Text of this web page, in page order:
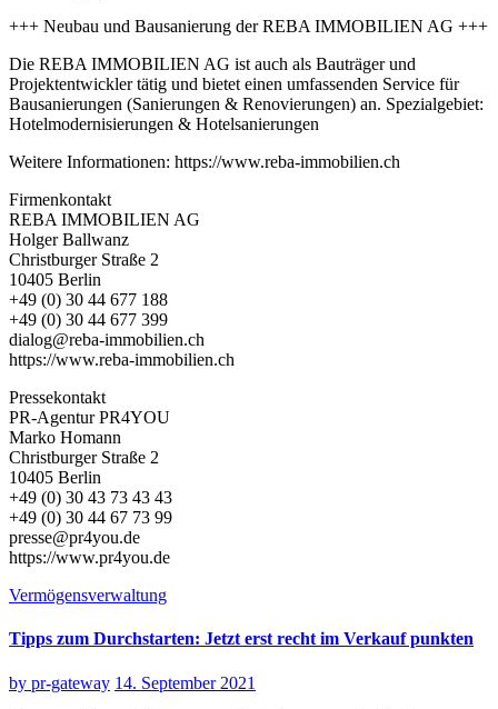
+++ Neubau und Bausanierung der REBA IMMOBILIEN AG +++
Die REBA IMMOBILIEN AG ist auch als Bauträger und
Projektentwickler tätig und bietet einen umfassenden Service für
Bausanierungen (Sanierungen & Renovierungen) an. Spezialgebiet:
Hotelmodernisierungen & Hotelsanierungen
Weitere Informationen: https://www.reba-immobilien.ch
Firmenkontakt
REBA IMMOBILIEN AG
Holger Ballwanz
Christburger Straße 2
10405 Berlin
+49 (0) 30 44 677 188
+49 (0) 30 44 677 399
dialog@reba-immobilien.ch
https://www.reba-immobilien.ch
Pressekontakt
PR-Agentur PR4YOU
Marko Homann
Christburger Straße 2
10405 Berlin
+49 (0) 30 43 73 43 43
+49 (0) 30 44 67 73 99
presse@pr4you.de
https://www.pr4you.de
Vermögensverwaltung
Tipps zum Durchstarten: Jetzt erst recht im Verkauf punkten
by pr-gateway 14. September 2021